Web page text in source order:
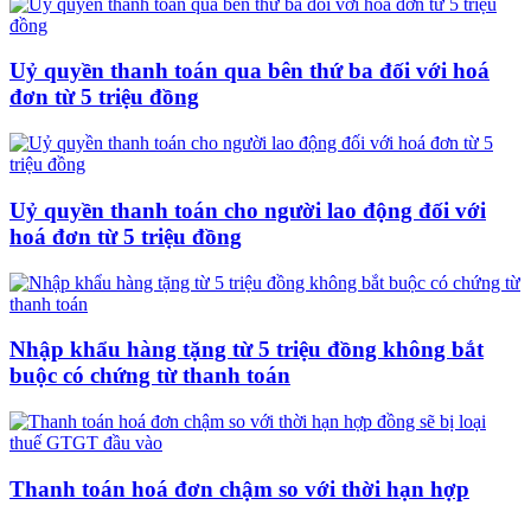
Uỷ quyền thanh toán qua bên thứ ba đối với hoá
đơn từ 5 triệu đồng
Uỷ quyền thanh toán cho người lao động đối với
hoá đơn từ 5 triệu đồng
Nhập khẩu hàng tặng từ 5 triệu đồng không bắt
buộc có chứng từ thanh toán
Thanh toán hoá đơn chậm so với thời hạn hợp